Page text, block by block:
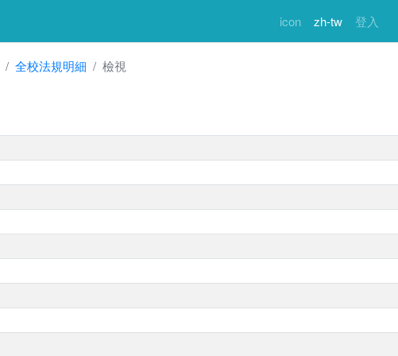
icon zh-tw 登入
全校法規明細 檢視